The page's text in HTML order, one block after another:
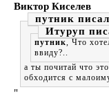
Виктор Киселев
путник
Итуруп
путник, Что
ввиду?..
а ты почитай что
обходится с
"